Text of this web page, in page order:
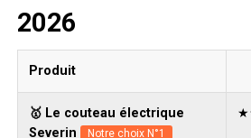
2026
Produit
🥇 Le couteau électrique
Severin
Notre choix N°1